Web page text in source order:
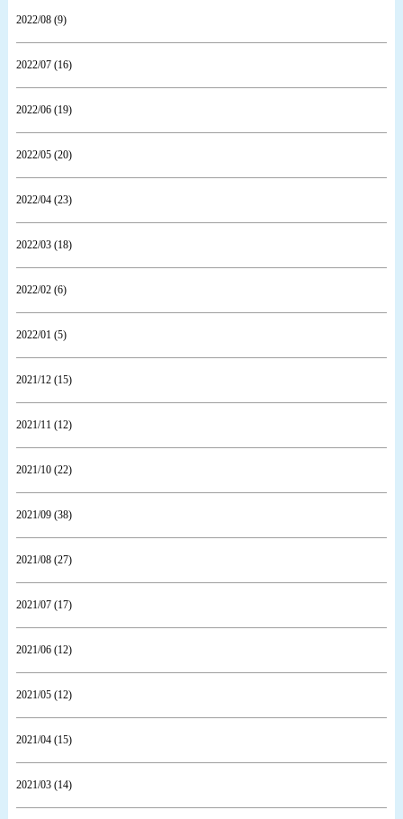
2022/08 (9)
2022/07 (16)
2022/06 (19)
2022/05 (20)
2022/04 (23)
2022/03 (18)
2022/02 (6)
2022/01 (5)
2021/12 (15)
2021/11 (12)
2021/10 (22)
2021/09 (38)
2021/08 (27)
2021/07 (17)
2021/06 (12)
2021/05 (12)
2021/04 (15)
2021/03 (14)